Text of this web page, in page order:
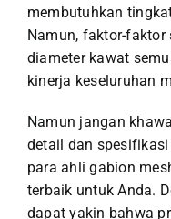
membutuhkan
Namun, faktor-faktor
diameter kawat
kinerja keseluruhan
Namun jangan
detail dan spesifikasi
para ahli gabion
terbaik untuk Anda.
dapat yakin bahwa